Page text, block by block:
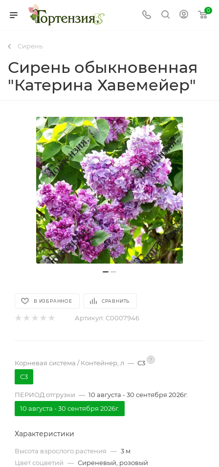
0
Сирень
Сирень обыкновенная
"Катерина Хавемейер"
В ИЗБРАННОЕ СРАВНИТЬ
Артикул: С0007946
Корневая система / Контейнер, л — С3 ?
С3
ПЕРИОД отгрузки — 10 августа - 30 сентября 2026г.
10 августа - 30 сентября 2026г.
Характеристики
Высота взрослого растения — 3 м
Цвет соцветий — Сиреневый, розовый